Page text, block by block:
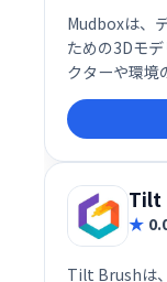
Mudboxは、
ための3Dモ
クターや環境
アニメーシ
されています。
Tilt
Tilt Brushは